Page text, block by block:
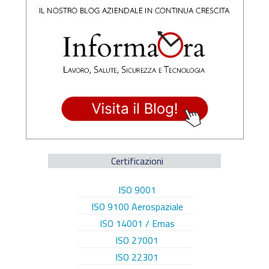
Certificazioni
ISO 9001
ISO 9100 Aerospaziale
ISO 14001 / Emas
ISO 27001
ISO 22301